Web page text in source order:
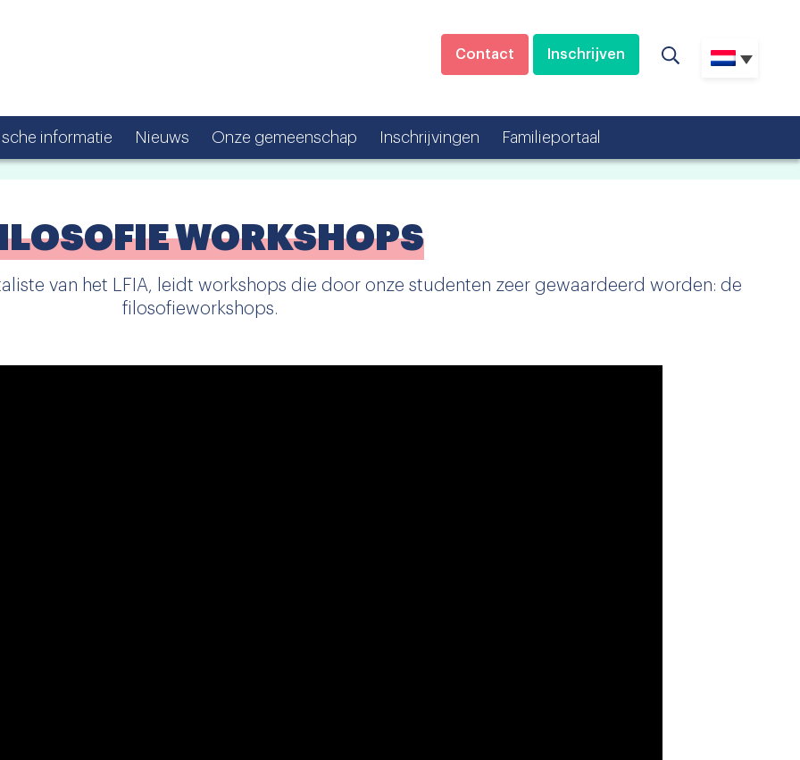
Contact Inschrijven
informatie Nieuws Onze gemeenschap Inschrijvingen Familieportaal
WORKSHOPS
van het LFIA, leidt workshops die door onze studenten zeer gewaardeerd worden: de
filosofieworkshops.